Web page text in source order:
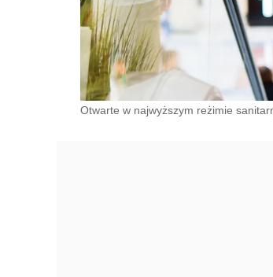
Otwarte w najwyższym reżimie